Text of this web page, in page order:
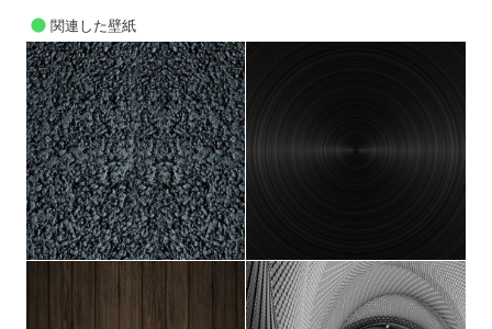
関連した壁紙